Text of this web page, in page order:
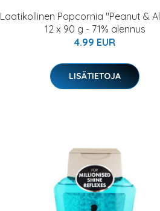
Laatikollinen Popcornia "Peanut &
12 x 90 g - 71% alennus
4.99 EUR
LISÄTIETOJA